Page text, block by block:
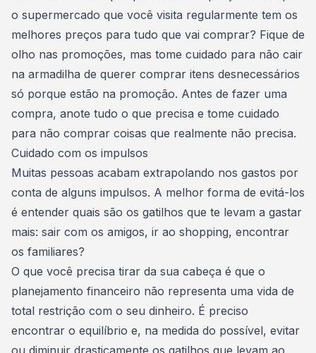
o supermercado que você visita regularmente tem os
melhores preços para tudo que vai comprar? Fique de
olho nas promoções, mas tome cuidado para não cair
na armadilha de querer comprar itens desnecessários
só porque estão na promoção. Antes de fazer uma
compra, anote tudo o que precisa e tome cuidado
para não comprar coisas que realmente não precisa.
Cuidado com os impulsos
Muitas pessoas acabam extrapolando nos gastos por
conta de alguns impulsos. A melhor forma de evitá-los
é entender quais são os gatilhos que te levam a gastar
mais: sair com os amigos, ir ao shopping, encontrar
os familiares?
O que você precisa tirar da sua cabeça é que o
planejamento financeiro não representa uma vida de
total restrição com o seu dinheiro. É preciso
encontrar o equilíbrio e, na medida do possível, evitar
ou diminuir drasticamente os gatilhos que levam ao